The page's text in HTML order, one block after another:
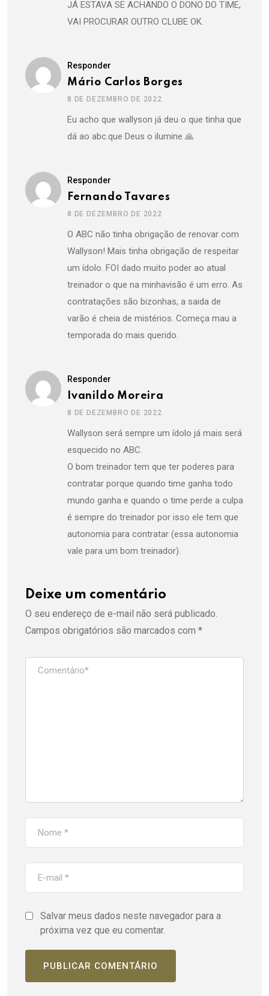
JÁ ESTAVA SE ACHANDO O DONO DO TIME,
VAI PROCURAR OUTRO CLUBE OK.
Responder
Mário Carlos Borges
8 DE DEZEMBRO DE 2022
Eu acho que wallyson já deu o que tinha que
dá ao abc.que Deus o ilumine 🙏
Responder
Fernando Tavares
8 DE DEZEMBRO DE 2022
O ABC não tinha obrigação de renovar com
Wallyson! Mais tinha obrigação de respeitar
um ídolo. FOI dado muito poder ao atual
treinador o que na minhavisão é um erro. As
contratações são bizonhas, a saida de
varão é cheia de mistérios. Começa mau a
temporada do mais querido.
Responder
Ivanildo Moreira
8 DE DEZEMBRO DE 2022
Wallyson será sempre um ídolo já mais será
esquecido no ABC.
O bom treinador tem que ter poderes para
contratar porque quando time ganha todo
mundo ganha e quando o time perde a culpa
é sempre do treinador por isso ele tem que
autonomia para contratar (essa autonomia
vale para um bom treinador).
Deixe um comentário
O seu endereço de e-mail não será publicado.
Campos obrigatórios são marcados com *
Salvar meus dados neste navegador para a
próxima vez que eu comentar.